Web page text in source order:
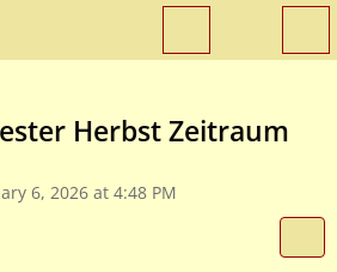
Herbst Zeitraum
6, 2026 at 4:48 PM